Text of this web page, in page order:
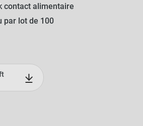
contact alimentaire
par lot de 100